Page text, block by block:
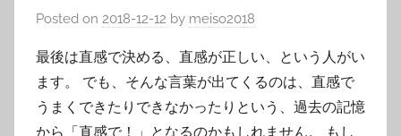
Posted on 2018-12-12 by meiso2018
最後は直感で決める、直感が正しい、という人がい
ます。 でも、そんな言葉が出てくるのは、直感で
うまくできたりできなかったりという、過去の記憶
から「直感で！」となるのかもしれません。 もし